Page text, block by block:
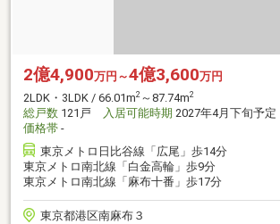
2億4,900万円～4億3,600万円
2LDK・3LDK / 66.01m2 ～87.74m2
総戸数 121戸 入居可能時期 2027年4月下旬予定
価格帯 -
東京メトロ日比谷線「広尾」歩14分
東京メトロ南北線「白金高輪」歩9分
東京メトロ南北線「麻布十番」歩17分
東京都港区南麻布３